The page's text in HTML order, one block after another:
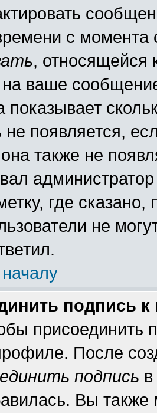
с
, относящейся
на ваше
показывает
появляется,
также не
где
не
подпись
присоединить
После
подпись
Вы